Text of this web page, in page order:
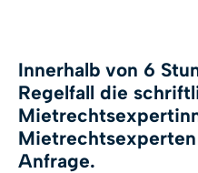
Innerhalb von 6
Regelfall die
Anfrage.